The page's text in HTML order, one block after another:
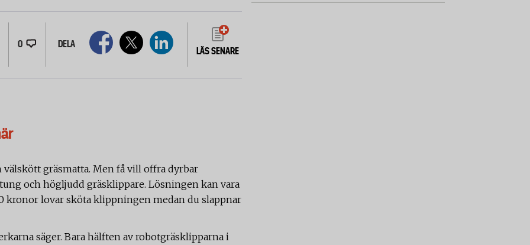
0 DELA
LÄS SENARE
välskött gräsmatta. Men få vill offra dyrbar
och högljudd gräsklippare. Lösningen kan vara
kronor lovar sköta klippningen medan du slappnar
säger. Bara hälften av robotgräsklipparna i